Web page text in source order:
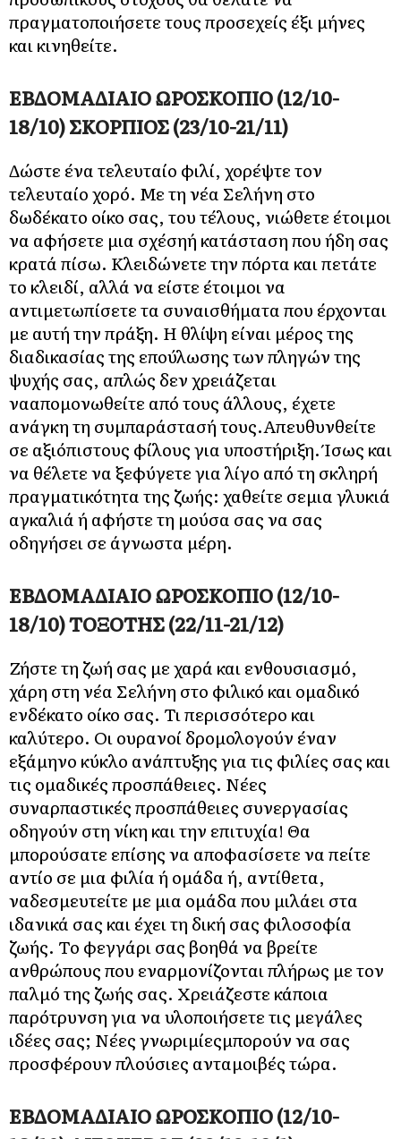
πραγματοποιήσετε τους προσεχείς έξι μήνες
και κινηθείτε.
ΕΒΔΟΜΑΔΙΑΙΟ ΩΡΟΣΚΟΠΙΟ (12/10-
18/10) ΣΚΟΡΠΙΟΣ (23/10-21/11)
Δώστε ένα τελευταίο φιλί, χορέψτε τον
τελευταίο χορό. Με τη νέα Σελήνη στο
δωδέκατο οίκο σας, του τέλους, νιώθετε έτοιμοι
να αφήσετε μια σχέσηή κατάσταση που ήδη σας
κρατά πίσω. Κλειδώνετε την πόρτα και πετάτε
το κλειδί, αλλά να είστε έτοιμοι να
αντιμετωπίσετε τα συναισθήματα που έρχονται
με αυτή την πράξη. Η θλίψη είναι μέρος της
διαδικασίας της επούλωσης των πληγών της
ψυχής σας, απλώς δεν χρειάζεται
νααπομονωθείτε από τους άλλους, έχετε
ανάγκη τη συμπαράστασή τους.Απευθυνθείτε
σε αξιόπιστους φίλους για υποστήριξη. Ίσως και
να θέλετε να ξεφύγετε για λίγο από τη σκληρή
πραγματικότητα της ζωής: χαθείτε σεμια γλυκιά
αγκαλιά ή αφήστε τη μούσα σας να σας
οδηγήσει σε άγνωστα μέρη.
ΕΒΔΟΜΑΔΙΑΙΟ ΩΡΟΣΚΟΠΙΟ (12/10-
18/10) ΤΟΞΟΤΗΣ (22/11-21/12)
Ζήστε τη ζωή σας με χαρά και ενθουσιασμό,
χάρη στη νέα Σελήνη στο φιλικό και ομαδικό
ενδέκατο οίκο σας. Τι περισσότερο και
καλύτερο. Οι ουρανοί δρομολογούν έναν
εξάμηνο κύκλο ανάπτυξης για τις φιλίες σας και
τις ομαδικές προσπάθειες. Νέες
συναρπαστικές προσπάθειες συνεργασίας
οδηγούν στη νίκη και την επιτυχία! Θα
μπορούσατε επίσης να αποφασίσετε να πείτε
αντίο σε μια φιλία ή ομάδα ή, αντίθετα,
ναδεσμευτείτε με μια ομάδα που μιλάει στα
ιδανικά σας και έχει τη δική σας φιλοσοφία
ζωής. Το φεγγάρι σας βοηθά να βρείτε
ανθρώπους που εναρμονίζονται πλήρως με τον
παλμό της ζωής σας. Χρειάζεστε κάποια
παρότρυνση για να υλοποιήσετε τις μεγάλες
ιδέες σας; Νέες γνωριμίεςμπορούν να σας
προσφέρουν πλούσιες ανταμοιβές τώρα.
ΕΒΔΟΜΑΔΙΑΙΟ ΩΡΟΣΚΟΠΙΟ (12/10-